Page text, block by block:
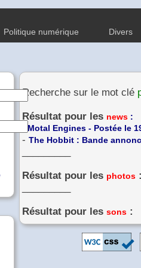
Politique numérique Divers
Recherche sur le mot clé
Résultat pour les news :
Motal Engines - Postée le
- The Hobbit : Bande
Résultat pour les photos
Résultat pour les sons :